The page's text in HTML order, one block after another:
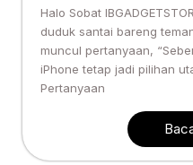
Halo Sobat
duduk santai bareng
muncul pertanyaan,
iPhone tetap jadi pilihan
Pertanyaan